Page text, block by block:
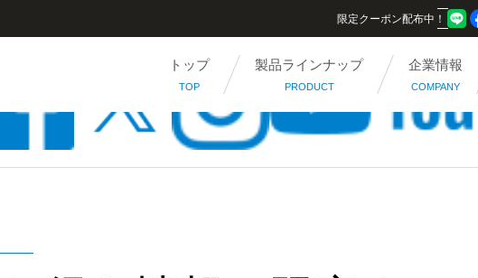
限定クーポン配布中！
トップ
TOP
製品ラインナップ
PRODUCT
企業情報
COMPANY